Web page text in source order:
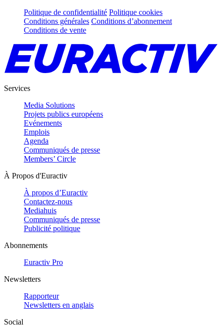
Politique de confidentialité Politique cookies
Conditions générales Conditions d’abonnement
Conditions de vente
Services
Media Solutions
Projets publics européens
Evénements
Emplois
Agenda
Communiqués de presse
Members’ Circle
À Propos d'Euractiv
À propos d’Euractiv
Contactez-nous
Mediahuis
Communiqués de presse
Publicité politique
Abonnements
Euractiv Pro
Newsletters
Rapporteur
Newsletters en anglais
Social